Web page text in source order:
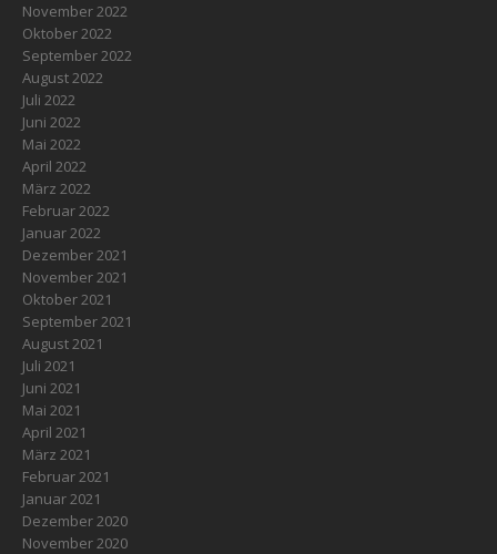
November 2022
Oktober 2022
September 2022
August 2022
Juli 2022
Juni 2022
Mai 2022
April 2022
März 2022
Februar 2022
Januar 2022
Dezember 2021
November 2021
Oktober 2021
September 2021
August 2021
Juli 2021
Juni 2021
Mai 2021
April 2021
März 2021
Februar 2021
Januar 2021
Dezember 2020
November 2020